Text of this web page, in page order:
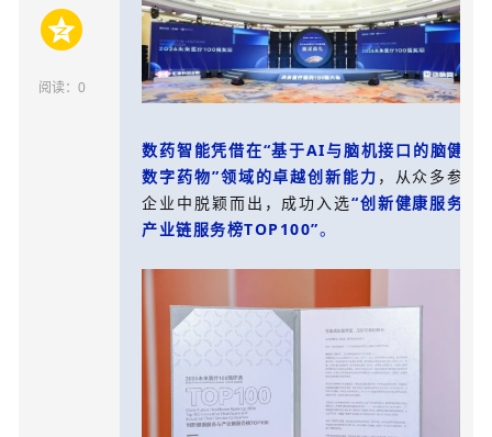
阅读： 0
数药智能凭借在“基于AI与脑机接口的脑健康
数字药物”领域的卓越创新能力 ，从众多参评
企业中脱颖而出，成功入选“创新健康服务与
产业链服务榜TOP100”。